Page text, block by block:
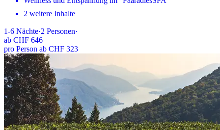
2 weitere Inhalte
1-6 Nächte·2 Personen·
ab CHF 646
pro Person ab CHF 323